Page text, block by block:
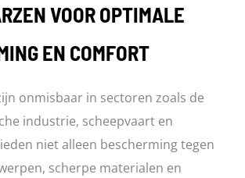
optie
kan
gekozen
worden
de
productpagina
VOOR OPTIMALE
EN COMFORT
onmisbaar in sectoren zoals de
industrie, scheepvaart en
niet alleen bescherming tegen
scherpe materialen en